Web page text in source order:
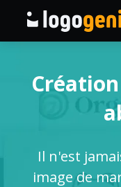
Générateur de
Produits
Il n'est
image de